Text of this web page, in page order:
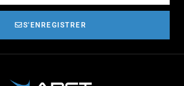
S'ENREGISTRER